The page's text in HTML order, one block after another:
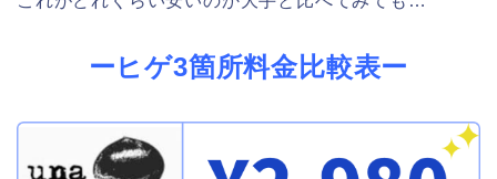
ーヒゲ3箇所料金比較表ー